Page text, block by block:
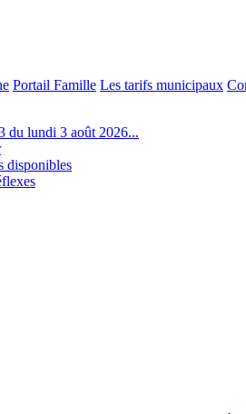
Portail Famille Les tarifs municipaux
du lundi 3 août 2026...
disponibles